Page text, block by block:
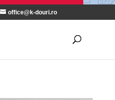
office@k-douri.ro